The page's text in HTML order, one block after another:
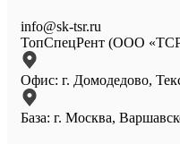
info@sk-tsr.ru
ТопСпецРент (ООО
Офис: г. Домодедово,
База: г. Москва,